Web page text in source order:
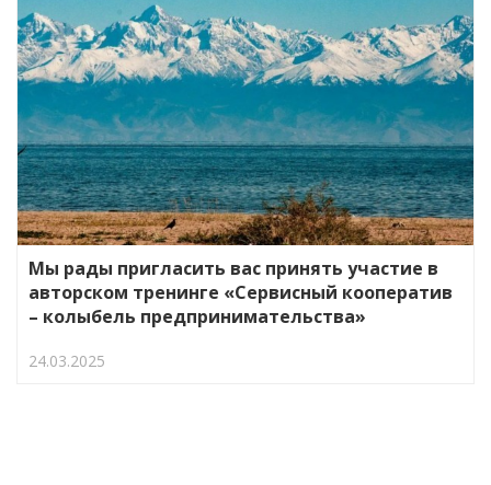
Мы рады пригласить вас принять участие в
авторском тренинге «Сервисный кооператив
– колыбель предпринимательства»
24.03.2025